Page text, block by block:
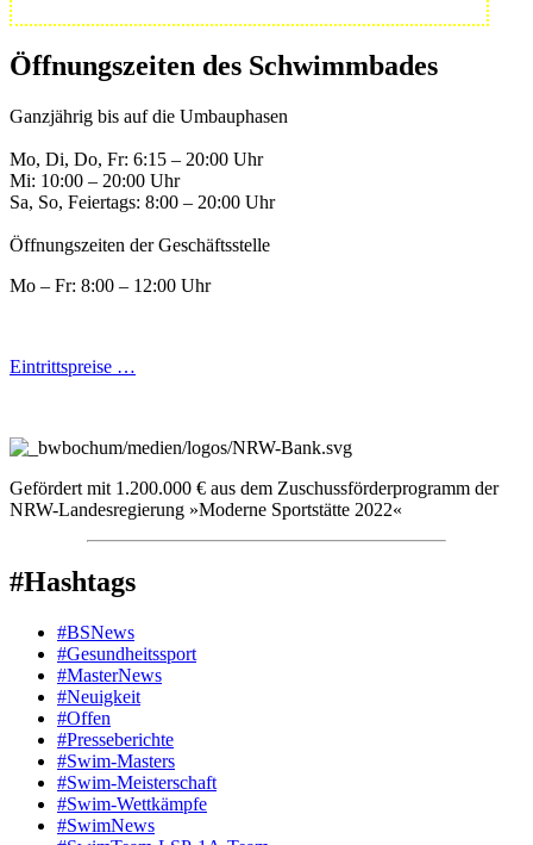
Öffnungszeiten des Schwimmbades
Ganzjährig bis auf die Umbauphasen
Mo, Di, Do, Fr: 6:15 – 20:00 Uhr
Mi: 10:00 – 20:00 Uhr
Sa, So, Feiertags: 8:00 – 20:00 Uhr
Öffnungszeiten der Geschäftsstelle
Mo – Fr: 8:00 – 12:00 Uhr
Eintrittspreise …
Gefördert mit 1.200.000 € aus dem Zuschussförderprogramm der
NRW-Landesregierung »Moderne Sportstätte 2022«
#Hashtags
#BSNews
#Gesundheitssport
#MasterNews
#Neuigkeit
#Offen
#Presse­berichte
#Swim-Masters
#Swim-Meister­schaft
#Swim-Wett­kämpfe
#SwimNews